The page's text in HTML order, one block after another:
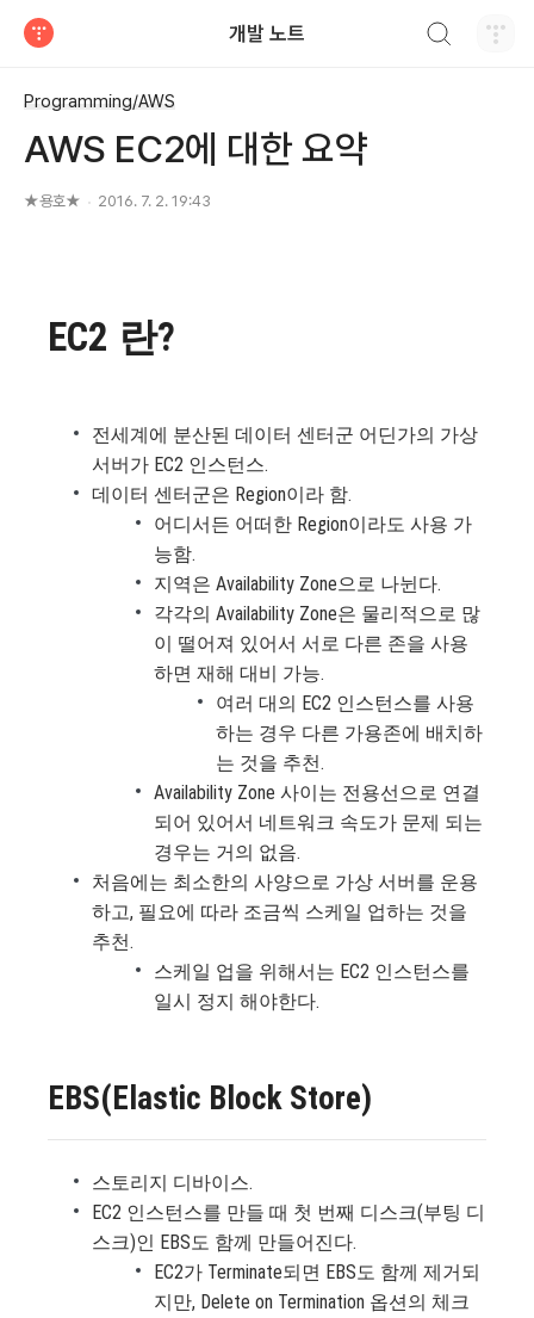
개발 노트
Programming/AWS
AWS EC2에 대한 요약
★용호★ 2016. 7. 2. 19:43
EC2 란?
전세계에 분산된 데이터 센터군 어딘가의 가상
서버가 EC2 인스턴스.
데이터 센터군은 Region이라 함.
어디서든 어떠한 Region이라도 사용 가
능함.
지역은 Availability Zone으로 나뉜다.
각각의 Availability Zone은 물리적으로 많
이 떨어져 있어서 서로 다른 존을 사용
하면 재해 대비 가능.
여러 대의 EC2 인스턴스를 사용
하는 경우 다른 가용존에 배치하
는 것을 추천.
Availability Zone 사이는 전용선으로 연결
되어 있어서 네트워크 속도가 문제 되는
경우는 거의 없음.
처음에는 최소한의 사양으로 가상 서버를 운용
하고, 필요에 따라 조금씩 스케일 업하는 것을
추천.
스케일 업을 위해서는 EC2 인스턴스를
일시 정지 해야한다.
EBS(Elastic Block Store)
스토리지 디바이스.
EC2 인스턴스를 만들 때 첫 번째 디스크(부팅 디
스크)인 EBS도 함께 만들어진다.
EC2가 Terminate되면 EBS도 함께 제거되
지만, Delete on Termination 옵션의 체크